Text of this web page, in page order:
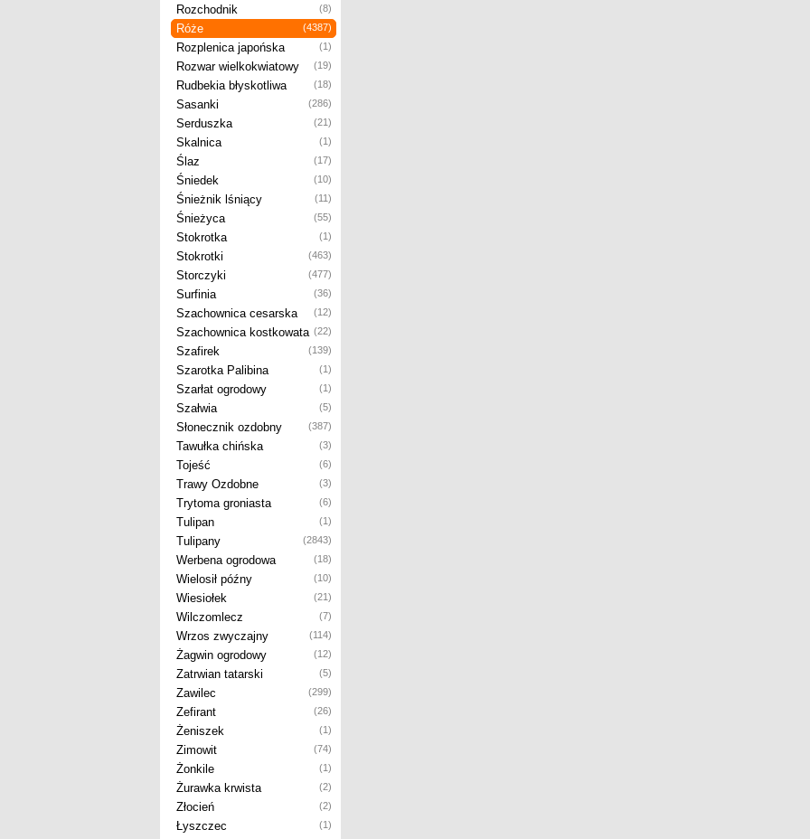
Rozchodnik (8)
Róże (4387)
Rozplenica japońska (1)
Rozwar wielkokwiatowy (19)
Rudbekia błyskotliwa (18)
Sasanki (286)
Serduszka (21)
Skalnica (1)
Ślaz (17)
Śniedek (10)
Śnieżnik lśniący (11)
Śnieżyca (55)
Stokrotka (1)
Stokrotki (463)
Storczyki (477)
Surfinia (36)
Szachownica cesarska (12)
Szachownica kostkowata (22)
Szafirek (139)
Szarotka Palibina (1)
Szarłat ogrodowy (1)
Szałwia (5)
Słonecznik ozdobny (387)
Tawułka chińska (3)
Tojeść (6)
Trawy Ozdobne (3)
Trytoma groniasta (6)
Tulipan (1)
Tulipany (2843)
Werbena ogrodowa (18)
Wielosił późny (10)
Wiesiołek (21)
Wilczomlecz (7)
Wrzos zwyczajny (114)
Żagwin ogrodowy (12)
Zatrwian tatarski (5)
Zawilec (299)
Zefirant (26)
Żeniszek (1)
Zimowit (74)
Żonkile (1)
Żurawka krwista (2)
Złocień (2)
Łyszczec (1)